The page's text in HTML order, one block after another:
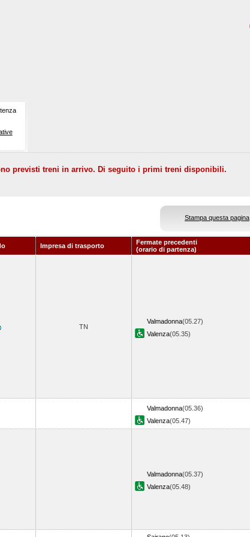
previsti treni in arrivo. Di seguito i primi treni disponibili.
Stampa questa pagina
Impresa di trasporto
Fermate precedenti
(orario di partenza)
TN
Valmadonna(05.27)
Valenza(05.35)
Valmadonna(05.36)
Valenza(05.47)
Valmadonna(05.37)
Valenza(05.48)